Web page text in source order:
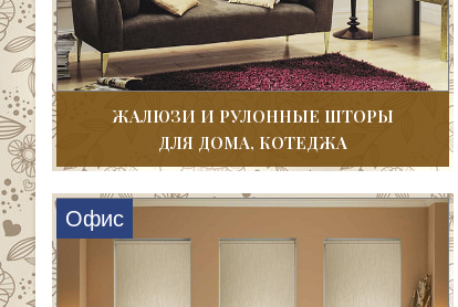
ЖАЛЮЗИ И РУЛОННЫЕ ШТОРЫ
ДЛЯ ДОМА, КОТЕДЖА
Офис